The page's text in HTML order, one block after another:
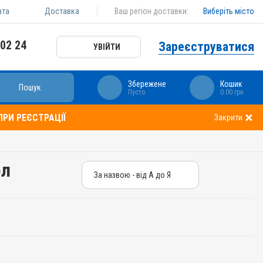
Доставка Ваш регіон доставки: Виберіть місто
24 УВІЙТИ Зареєструватися
Пошук Збережене
Пусто
Кошик
0.00 грн
РЕЄСТРАЦІЇ Закрити
За назвою - від А до Я